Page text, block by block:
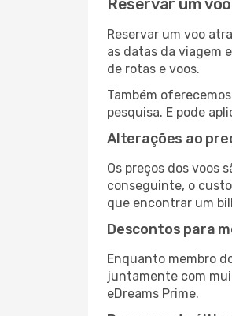
Reservar um
Reservar um voo
as datas da viagem
de rotas e voos.
Também
pesquisa. E pode
Alterações ao
Os preços dos voos
conseguinte, o
que encontrar um
Descontos para
Enquanto membro
juntamente com
eDreams Prime.